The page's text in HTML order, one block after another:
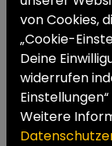
VORNAME *
NACHNAME *
von Cookies,
„Cookie-
Deine
widerrufen
Weitere